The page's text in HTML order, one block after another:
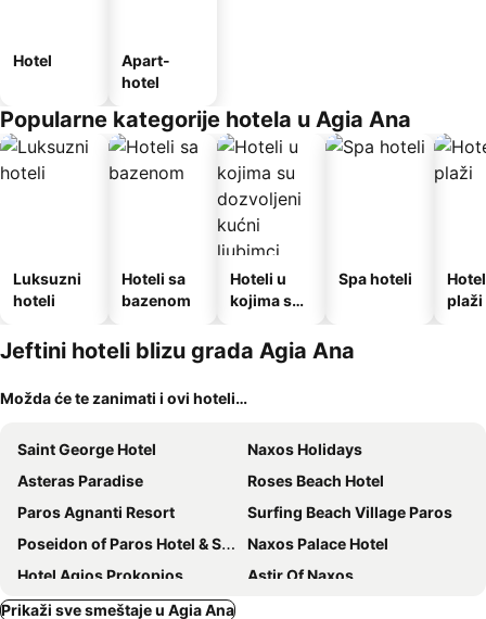
Hotel
Apart-
hotel
Popularne kategorije hotela u Agia Ana
Luksuzni
hoteli
Hoteli sa
bazenom
Hoteli u
kojima su
kućni
ljubimci
Spa hoteli
plaži
Jeftini hoteli blizu grada Agia Ana
Možda će te zanimati i ovi hoteli…
Saint George Hotel
Naxos Holidays
Asteras Paradise
Roses Beach Hotel
Paros Agnanti Resort
Surfing Beach Village Paros
Poseidon of Paros Hotel & Spa
Naxos Palace Hotel
Hotel Agios Prokopios
Astir Of Naxos
Nikolas Hotel
Prikaži sve smeštaje u Agia Ana